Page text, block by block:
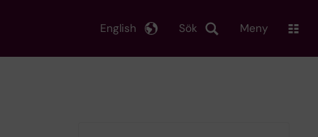
Sök
English Meny